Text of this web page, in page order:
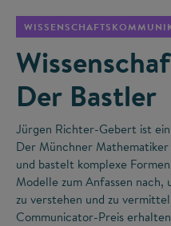
Der Bastler
Jürgen Richter-Gebert ist
Der Münchner
und bastelt komplexe
Modelle zum Anfassen nach,
zu verstehen und zu
Communicator-Preis